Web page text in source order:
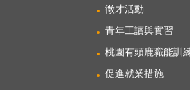
徵才活動
青年工讀與實習
桃園有頭鹿職能訓
促進就業措施